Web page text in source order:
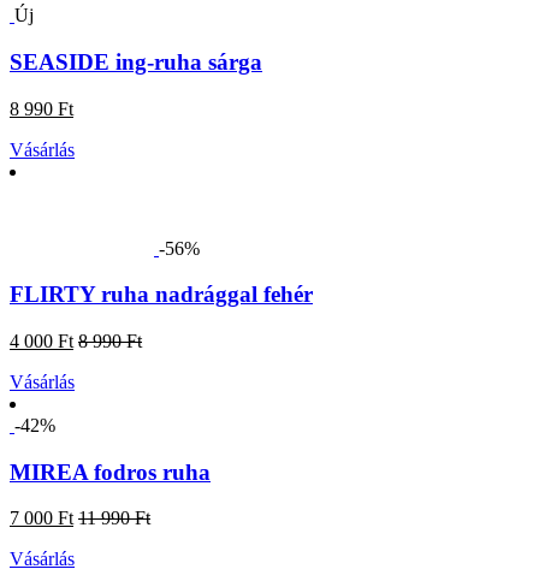
Új
SEASIDE ing-ruha sárga
8 990 Ft
Vásárlás
-56%
FLIRTY ruha nadrággal fehér
4 000 Ft 8 990 Ft
Vásárlás
-42%
MIREA fodros ruha
7 000 Ft 11 990 Ft
Vásárlás